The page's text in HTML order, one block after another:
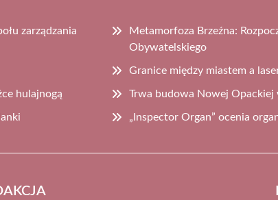
zarządzania
Metamorfoza Brzeźna:
Obywatelskiego
Granice między miastem a
hulajnogą Trwa budowa Nowej Opackiej
„Inspector Organ” ocenia